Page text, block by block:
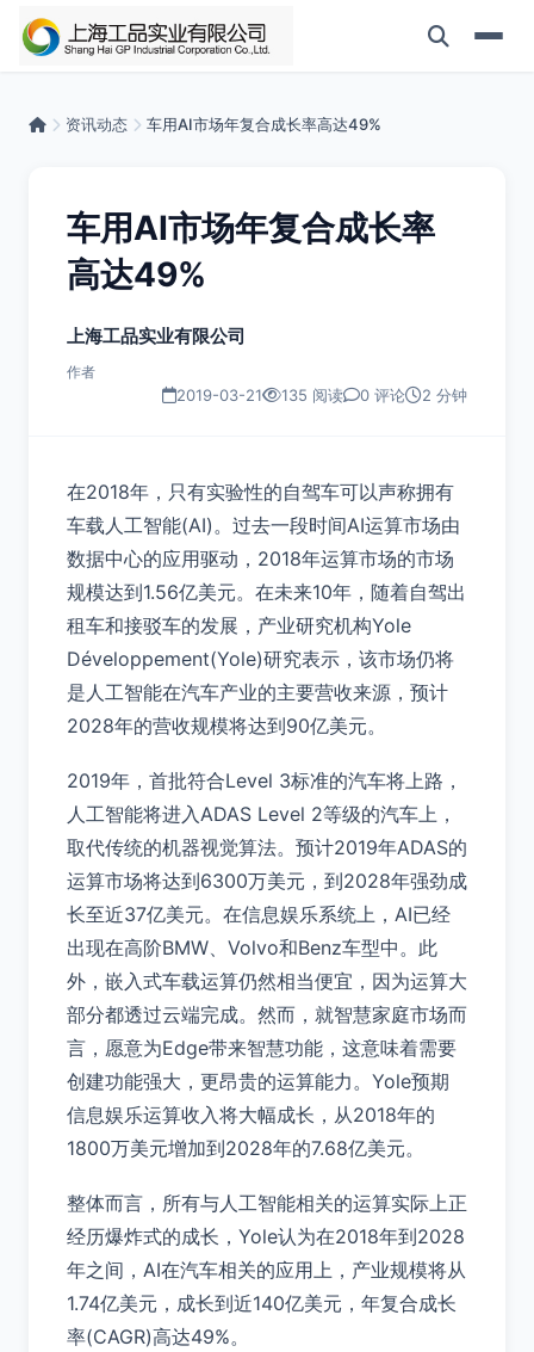
资讯动态 车用AI市场年复合成长率高达49%
车用AI市场年复合成长率
高达49%
上海工品实业有限公司
作者
2019-03-21 135 阅读 0 评论 2 分钟
在2018年，只有实验性的自驾车可以声称拥有
车载人工智能(AI)。过去一段时间AI运算市场由
数据中心的应用驱动，2018年运算市场的市场
规模达到1.56亿美元。在未来10年，随着自驾出
租车和接驳车的发展，产业研究机构Yole
Développement(Yole)研究表示，该市场仍将
是人工智能在汽车产业的主要营收来源，预计
2028年的营收规模将达到90亿美元。
2019年，首批符合Level 3标准的汽车将上路，
人工智能将进入ADAS Level 2等级的汽车上，
取代传统的机器视觉算法。预计2019年ADAS的
运算市场将达到6300万美元，到2028年强劲成
长至近37亿美元。在信息娱乐系统上，AI已经
出现在高阶BMW、Volvo和Benz车型中。此
外，嵌入式车载运算仍然相当便宜，因为运算大
部分都透过云端完成。然而，就智慧家庭市场而
言，愿意为Edge带来智慧功能，这意味着需要
创建功能强大，更昂贵的运算能力。Yole预期
信息娱乐运算收入将大幅成长，从2018年的
1800万美元增加到2028年的7.68亿美元。
整体而言，所有与人工智能相关的运算实际上正
经历爆炸式的成长，Yole认为在2018年到2028
年之间，AI在汽车相关的应用上，产业规模将从
1.74亿美元，成长到近140亿美元，年复合成长
率(CAGR)高达49%。